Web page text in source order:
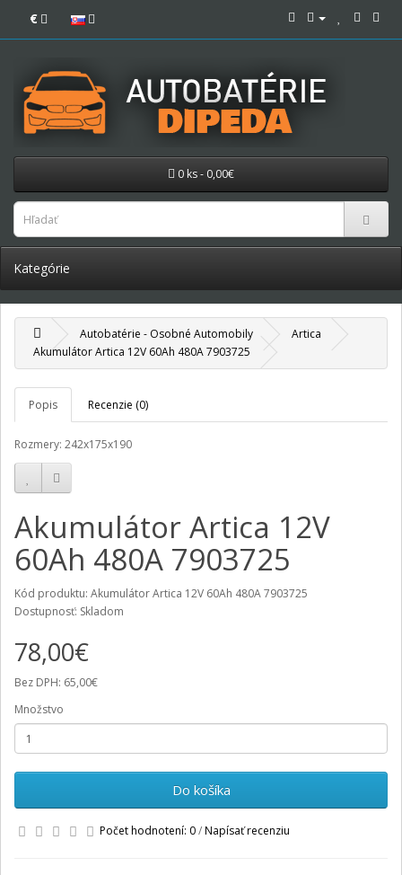
€
0 ks - 0,00€
Kategórie
Autobatérie - Osobné Automobily
Artica
Akumulátor Artica 12V 60Ah 480A 7903725
Popis Recenzie (0)
Rozmery: 242x175x190
Akumulátor Artica 12V
60Ah 480A 7903725
Kód produktu: Akumulátor Artica 12V 60Ah 480A 7903725
Dostupnosť: Skladom
78,00€
Bez DPH: 65,00€
Množstvo
Do košíka
Počet hodnotení: 0/Napísať recenziu